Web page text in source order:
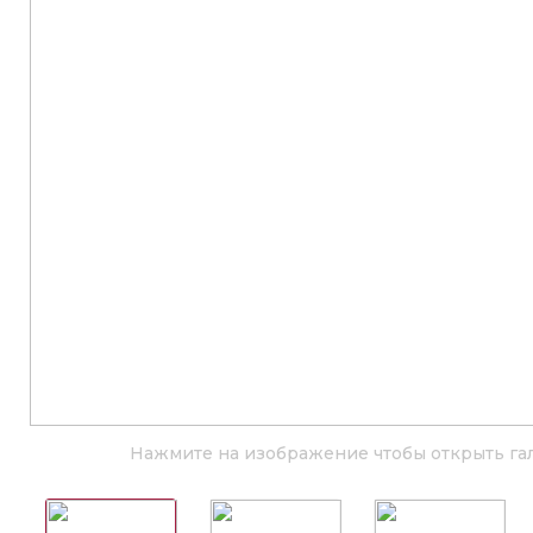
Нажмите на изображение чтобы открыть